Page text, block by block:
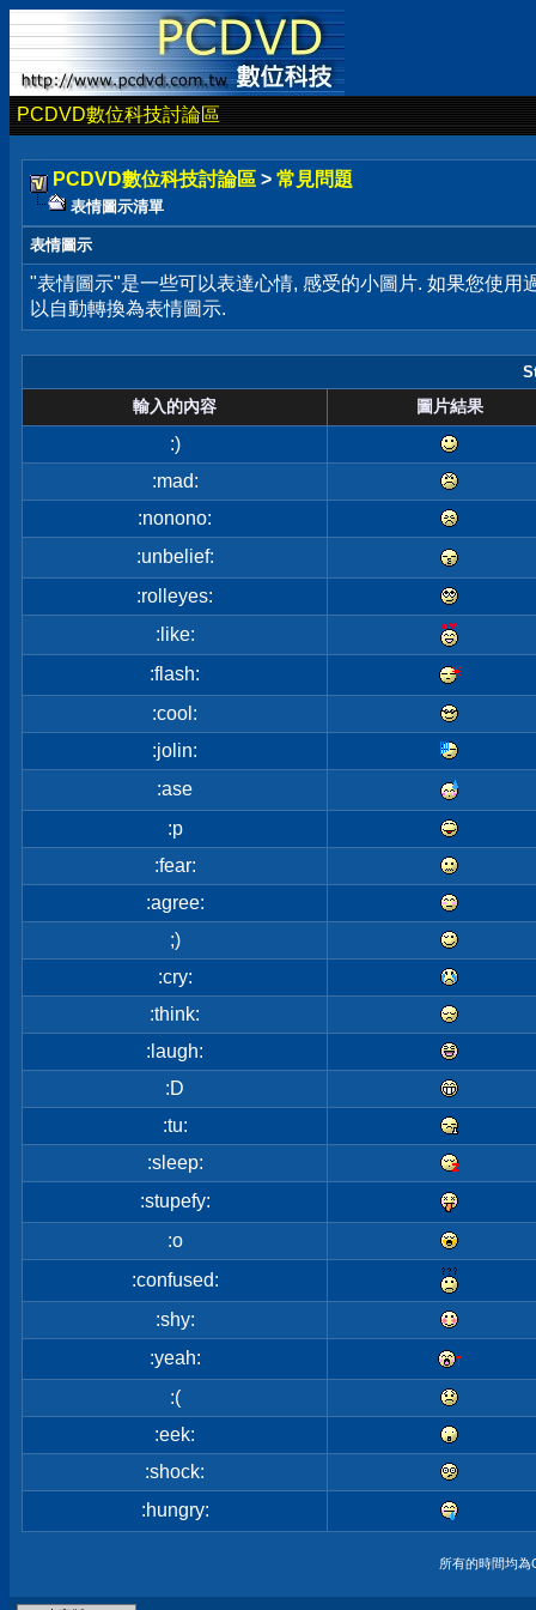
PCDVD數位科技討論區
PCDVD數位科技討論區 > 常見問題
表情圖示清單
表情圖示
"表情圖示"是一些可以表達心情, 感受的小圖片. 如果您使
以自動轉換為表情圖示.
輸入的內容 圖片結果
:)
:mad:
:nonono:
:unbelief:
:rolleyes:
:like:
:flash:
:cool:
:jolin:
:ase
:p
:fear:
:agree:
;)
:cry:
:think:
:laugh:
:D
:tu:
:sleep:
:stupefy:
:o
:confused:
:shy:
:yeah:
:(
:eek:
:shock:
:hungry:
所有的時間均為